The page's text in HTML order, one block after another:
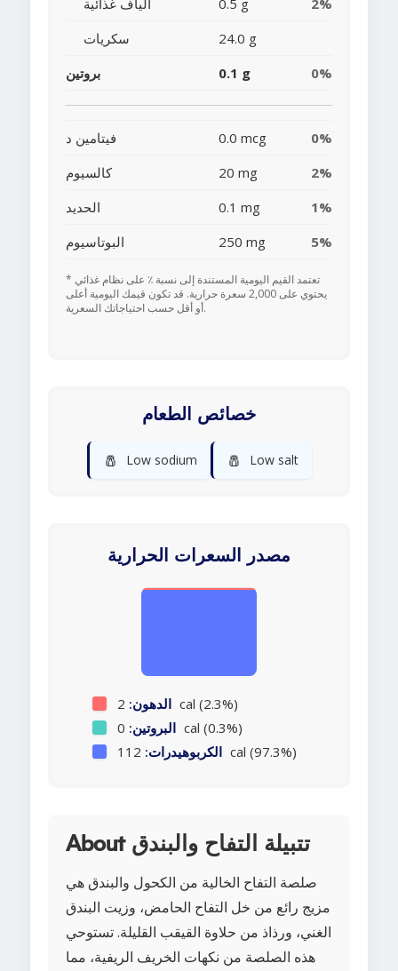
ألياف غذائية 0.5 g
2%
سكريات
24.0 g
بروتين
0.1 g 0%
فيتامين د 0.0 mcg
0%
كالسيوم
20 mg
2%
الحديد
0.1 mg
1%
البوتاسيوم
250 mg 5%
* تعتمد القيم اليومية المستندة إلى نسبة ٪ على نظام غذائي
يحتوي على 2,000 سعرة حرارية. قد تكون قيمك اليومية أعلى
أو أقل حسب احتياجاتك السعرية.
خصائص الطعام
🧂 Low sodium 🧂 Low salt
مصدر السعرات الحرارية
الدهون: 2 cal (2.3%)
البروتين: 0 cal (0.3%)
الكربوهيدرات: 112 cal (97.3%)
About تتبيلة التفاح والبندق
صلصة التفاح الخالية من الكحول والبندق هي
مزيج رائع من خل التفاح الحامض، وزيت البندق
الغني، ورذاذ من حلاوة القيقب القليلة. تستوحي
هذه الصلصة من نكهات الخريف الريفية، مما